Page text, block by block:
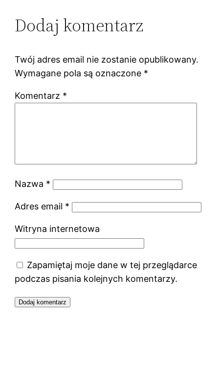
Dodaj komentarz
Twój adres email nie zostanie opublikowany.
Wymagane pola są oznaczone *
Komentarz *
Nazwa *
Adres email *
Witryna internetowa
Zapamiętaj moje dane w tej przeglądarce
podczas pisania kolejnych komentarzy.